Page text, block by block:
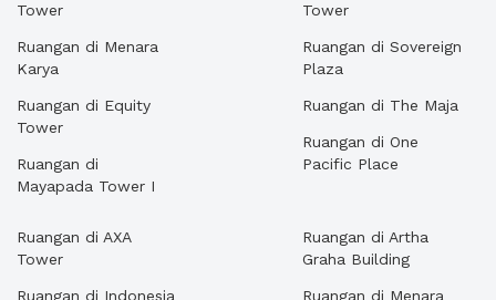
Tower
Ruangan di Menara
Karya
Ruangan di Equity
Tower
Ruangan di
Mayapada Tower I
Tower
Ruangan di Sovereign
Plaza
Ruangan di The Maja
Ruangan di One
Pacific Place
Ruangan di AXA
Tower
Ruangan di Indonesia
Ruangan di Artha
Graha Building
Ruangan di Menara